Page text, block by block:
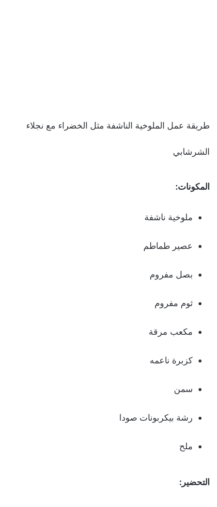
طريقة عمل الملوخية الناشفة مثل الخضراء مع نجلاء
الشرشابي
المكونات:
ملوخية ناشفة
عصير طماطم
بصل مفروم
ثوم مفروم
مكعب مرقة
كزبرة ناعمه
سمن
رشة بيكربونات صودا
ملح
التحضير: